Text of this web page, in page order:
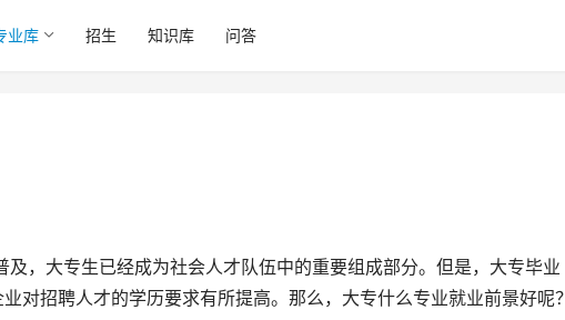
业库 招生 知识库 问答
对招聘人才的学历要求有所提高。那么，大专什么专业就业前景好呢？